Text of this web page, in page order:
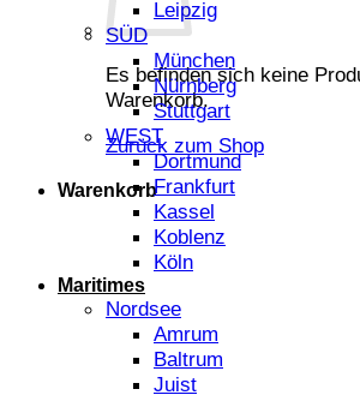
Es befinden sich keine
Warenkorb.
Zurück zum Shop
Warenkorb
Leipzig
SÜD
München
Nürnberg
Stuttgart
WEST
Dortmund
Frankfurt
Kassel
Koblenz
Köln
Maritimes
Nordsee
Amrum
Baltrum
Juist